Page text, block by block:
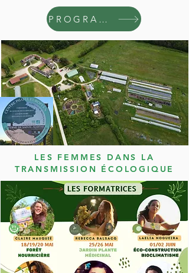
FORMATION 2024
AU CONSERVATOIRE "MILLE VARIÉTÉS
ANCIENNES"
EN PARTENARIAT AVEC REGENERATION VEGETALE
PROGRAMME
PROGRAMME
LES FEMMES DANS LA
TRANSMISSION ÉCOLOGIQUE